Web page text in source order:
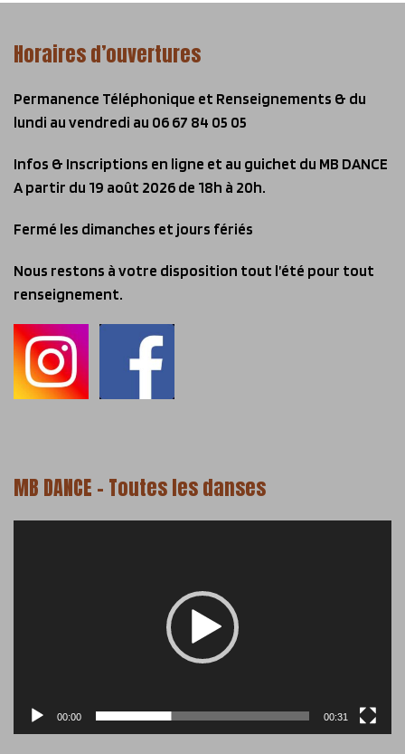
Horaires d’ouvertures
Permanence Téléphonique et Renseignements & du
lundi au vendredi au 06 67 84 05 05
Infos & Inscriptions en ligne et au guichet du MB DANCE
A partir du 19 août 2026 de 18h à 20h.
Fermé les dimanches et jours fériés
Nous restons à votre disposition tout l’été pour tout
renseignement.
MB DANCE – Toutes les danses
00:00 00:31